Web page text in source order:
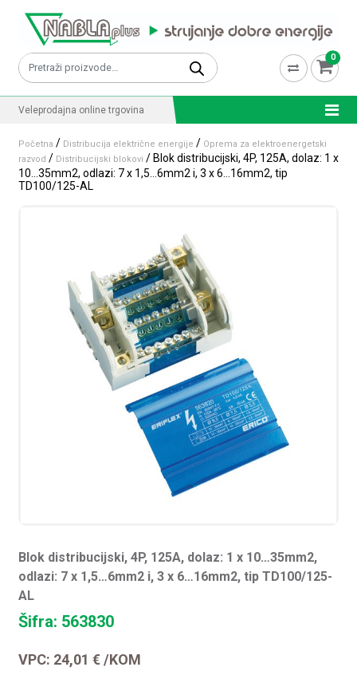
Pretraži: 0
Veleprodajna online trgovina
Početna / Distribucija električne energije / Oprema za elektroenergetski
razvod / Distribucijski blokovi / Blok distribucijski, 4P, 125A, dolaz: 1 x
10…35mm2, odlazi: 7 x 1,5…6mm2 i, 3 x 6…16mm2, tip
TD100/125-AL
Blok distribucijski, 4P, 125A, dolaz: 1 x 10…35mm2,
odlazi: 7 x 1,5…6mm2 i, 3 x 6…16mm2, tip TD100/125-
AL
Šifra: 563830
VPC: 24,01€ /KOM